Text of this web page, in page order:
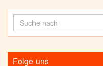
Folge uns